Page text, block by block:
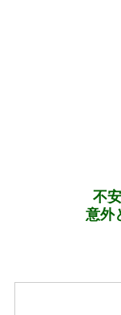
不
意外